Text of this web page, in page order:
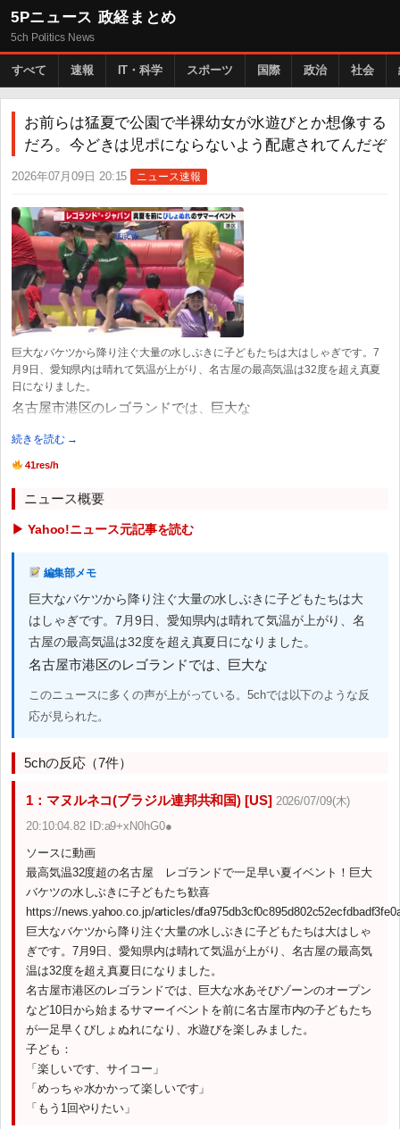
5Pニュース 政経まとめ
5ch Politics News
すべて 速報 IT・科学 スポーツ 国際 政治 社会
お前らは猛夏で公園で半裸幼女が水遊びとか想像する
だろ。今どきは児ポにならないよう配慮されてんだぞ
2026年07月09日 20:15 ニュース速報
巨大なバケツから降り注ぐ大量の水しぶきに子どもたちは大はしゃぎです。7
月9日、愛知県内は晴れて気温が上がり、名古屋の最高気温は32度を超え真夏
日になりました。
名古屋市港区のレゴランドでは、巨大な
続きを読む →
41res/h
ニュース概要
▶ Yahoo!ニュース元記事を読む
編集部メモ
巨大なバケツから降り注ぐ大量の水しぶきに子どもたちは大
はしゃぎです。7月9日、愛知県内は晴れて気温が上がり、名
古屋の最高気温は32度を超え真夏日になりました。
名古屋市港区のレゴランドでは、巨大な
このニュースに多くの声が上がっている。5chでは以下のような反
応が見られた。
5chの反応（7件）
1：マヌルネコ(ブラジル連邦共和国) [US] 2026/07/09(木)
20:10:04.82 ID:a9+xN0hG0●
ソースに動画
最高気温32度超の名古屋 レゴランドで一足早い夏イベント！巨大
バケツの水しぶきに子どもたち歓喜
https://news.yahoo.co.jp/articles/
巨大なバケツから降り注ぐ大量の水しぶきに子どもたちは大はしゃ
ぎです。7月9日、愛知県内は晴れて気温が上がり、名古屋の最高気
温は32度を超え真夏日になりました。
名古屋市港区のレゴランドでは、巨大な水あそびゾーンのオープン
など10日から始まるサマーイベントを前に名古屋市内の子どもたち
が一足早くびしょぬれになり、水遊びを楽しみました。
子ども：
「楽しいです、サイコー」
「めっちゃ水かかって楽しいです」
「もう1回やりたい」